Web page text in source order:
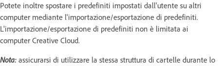
Potete inoltre spostare i predefiniti impostati dall'utente su altri
computer mediante l'importazione/esportazione di predefiniti.
L'importazione/esportazione di predefiniti non è limitata ai
computer Creative Cloud.
Nota: assicurarsi di utilizzare la stessa struttura di cartelle durante lo